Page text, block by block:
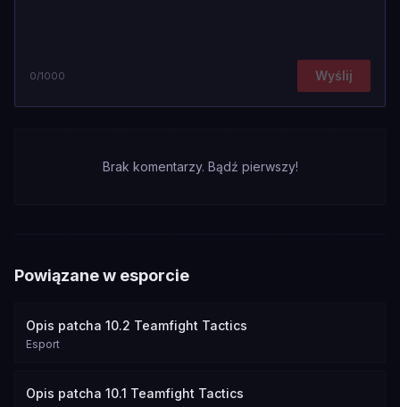
0/1000 Wyślij
Brak komentarzy. Bądź pierwszy!
Powiązane w esporcie
Opis patcha 10.2 Teamfight Tactics
Esport
Opis patcha 10.1 Teamfight Tactics